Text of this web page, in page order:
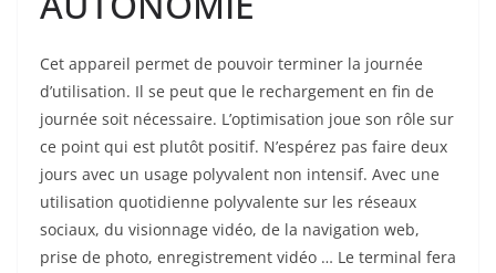
Cet appareil permet de pouvoir terminer la journée
d’utilisation. Il se peut que le rechargement en fin de
journée soit nécessaire. L’optimisation joue son rôle sur
ce point qui est plutôt positif. N’espérez pas faire deux
jours avec un usage polyvalent non intensif. Avec une
utilisation quotidienne polyvalente sur les réseaux
sociaux, du visionnage vidéo, de la navigation web,
prise de photo, enregistrement vidéo … Le terminal fera